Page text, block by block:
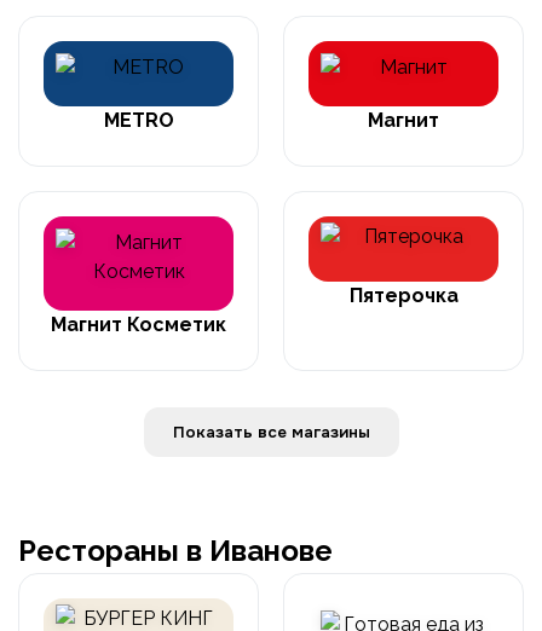
METRO Магнит
Магнит Косметик
Пятерочка
Показать все магазины
Рестораны в Иванове